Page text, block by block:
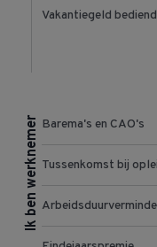
Vakantiegeld
Ik ben werknemer Barema's en CAO's
Tussenkomst bij